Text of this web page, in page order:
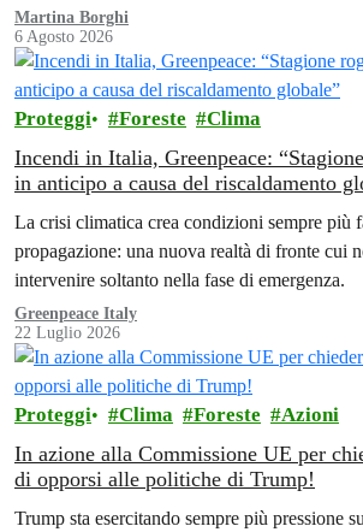
Martina Borghi
6 Agosto 2026
Proteggi Foreste Clima
Incendi in Italia, Greenpeace:
in anticipo a causa del riscaldamento
La crisi climatica crea condizioni sempre più
propagazione: una nuova realtà di fronte cui
intervenire soltanto nella fase di emergenza.
Greenpeace Italy
22 Luglio 2026
Proteggi Clima Foreste Azioni
In azione alla Commissione UE per
di opporsi alle politiche di Trump!
Trump sta esercitando sempre più pressione